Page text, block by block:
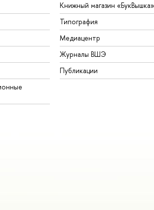
Книжный магазин «БукВышка»
Типография
Медиацентр
Журналы ВШЭ
Публикации